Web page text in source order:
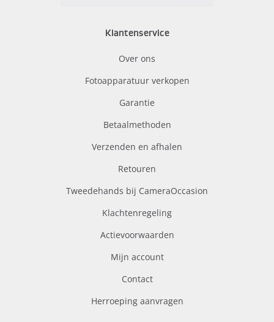
Klantenservice
Over ons
Fotoapparatuur verkopen
Garantie
Betaalmethoden
Verzenden en afhalen
Retouren
Tweedehands bij CameraOccasion
Klachtenregeling
Actievoorwaarden
Mijn account
Contact
Herroeping aanvragen